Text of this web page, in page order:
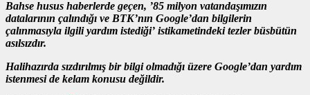
Bahse husus haberlerde geçen, ’85 milyon vatandaşımızın
datalarının çalındığı ve BTK’nın Google’dan bilgilerin
çalınmasıyla ilgili yardım istediği’ istikametindeki tezler büsbütün
asılsızdır.
Halihazırda sızdırılmış bir bilgi olmadığı üzere Google’dan yardım
istenmesi de kelam konusu değildir.